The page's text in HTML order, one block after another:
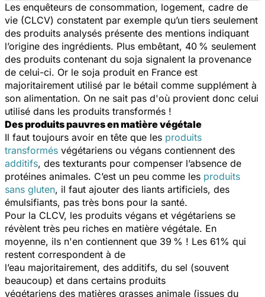
Les enquêteurs de consommation, logement, cadre de
vie (CLCV) constatent par exemple qu’un tiers seulement
des produits analysés présente des mentions indiquant
l’origine des ingrédients. Plus embêtant, 40 % seulement
des produits contenant du soja signalent la provenance
de celui-ci. Or le soja produit en France est
majoritairement utilisé par le bétail comme supplément à
son alimentation. On ne sait pas d'où provient donc celui
utilisé dans les produits transformés !
Des produits pauvres en matière végétale
Il faut toujours avoir en tête que les produits
transformés végétariens ou végans contiennent des
additifs, des texturants pour compenser l’absence de
protéines animales. C’est un peu comme les produits
sans gluten, il faut ajouter des liants artificiels, des
émulsifiants, pas très bons pour la santé.
Pour la CLCV, les produits végans et végétariens se
révèlent très peu riches en matière végétale. En
moyenne, ils n'en contiennent que 39 % ! Les 61% qui
restent correspondent à de
l’eau majoritairement, des additifs, du sel (souvent
beaucoup) et dans certains produits
végétariens des matières grasses animale (issues du